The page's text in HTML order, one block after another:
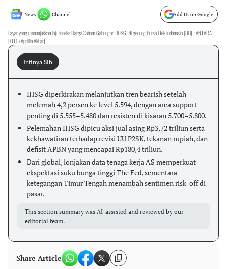
News Channel Add Us on Google
Layar yang menunjukkan laju Indeks Harga Saham Gabungan (IHSG) di gedung Bursa Efek Indonesia (BEI). (ANTARA
FOTO/Aprillio Akbar)
Intinya Sih
IHSG diperkirakan melanjutkan tren bearish setelah
melemah 4,2 persen ke level 5.594, dengan area support
penting di 5.555–5.480 dan resisten di kisaran 5.700–5.800.
Pelemahan IHSG dipicu aksi jual asing Rp3,72 triliun serta
kekhawatiran terhadap revisi UU P2SK, tekanan rupiah, dan
defisit APBN yang mencapai Rp180,4 triliun.
Dari global, lonjakan data tenaga kerja AS memperkuat
ekspektasi suku bunga tinggi The Fed, sementara
ketegangan Timur Tengah menambah sentimen risk-off di
pasar.
This section summary was AI-assisted and reviewed by our
editorial team.
Share Article